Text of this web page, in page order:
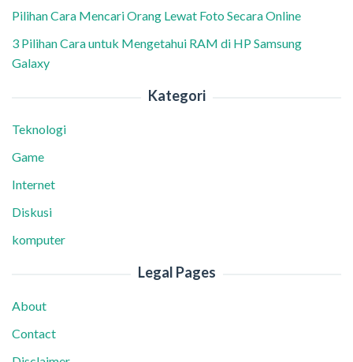
Pilihan Cara Mencari Orang Lewat Foto Secara Online
3 Pilihan Cara untuk Mengetahui RAM di HP Samsung
Galaxy
Kategori
Teknologi
Game
Internet
Diskusi
komputer
Legal Pages
About
Contact